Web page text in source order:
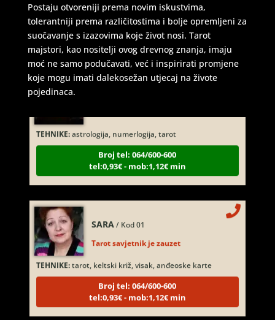
Postaju otvoreniji prema novim iskustvima,
tolerantniji prema različitostima i bolje opremljeni za
suočavanje s izazovima koje život nosi. Tarot
majstori, kao nositelji ovog drevnog znanja, imaju
moć ne samo podučavati, već i inspirirati promjene
koje mogu imati dalekosežan utjecaj na živote
pojedinaca.
Broj tel: 064/600-600
tel:0,93€ - mob:1,12€ min
DI (DIJANA) / Kod 67
TEHNIKE: astrologija, numerlogija, tarot
Broj tel: 064/600-600
tel:0,93€ - mob:1,12€ min
Tarot savjetnik je zauzet
TEHNIKE: tarot, keltski križ, visak, anđeoske karte
tel:0,93€ - mob:1,12€ min